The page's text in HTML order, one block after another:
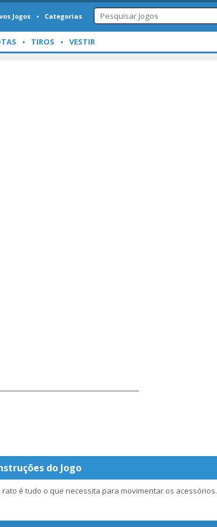
Jogos Categorias
TIROS VESTIR
do Jogo
rato é tudo o que necessita para movimentar os acessórios.